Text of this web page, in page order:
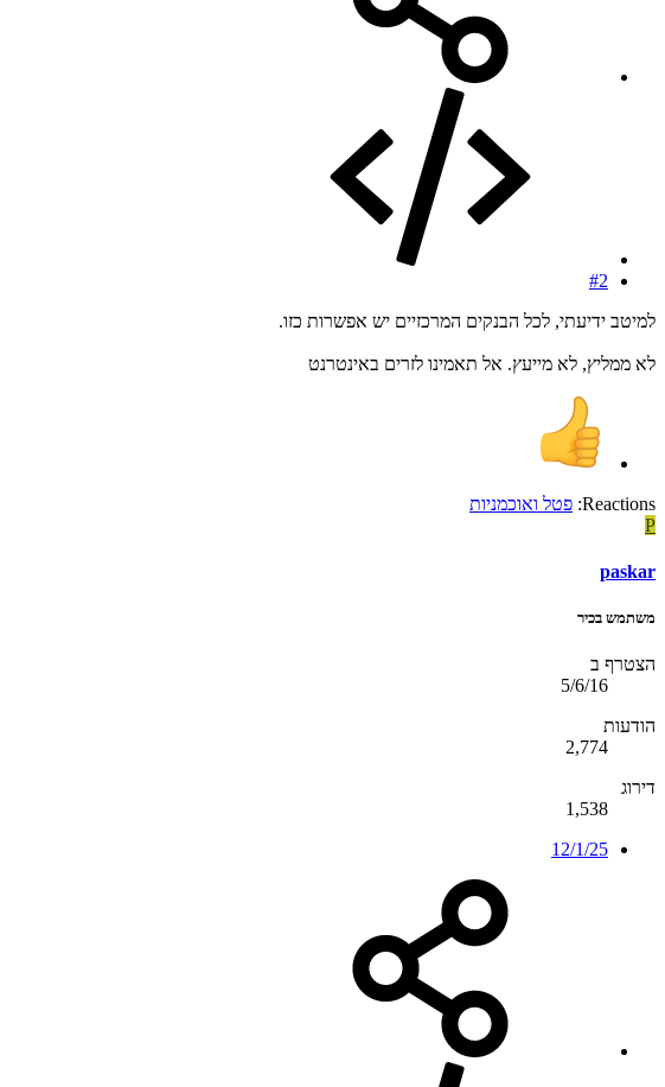
#2
למיטב ידיעתי, לכל הבנקים המרכזיים יש אפשרות כזו.
לא ממליץ, לא מייעץ. אל תאמינו לזרים באינטרנט
Reactions: פטל ואוכמניות
P
paskar
משתמש בכיר
הצטרף ב
5/6/16
הודעות
2,774
דירוג
1,538
12/1/25